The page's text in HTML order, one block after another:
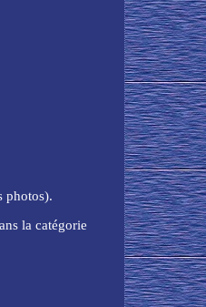
photos).
la catégorie